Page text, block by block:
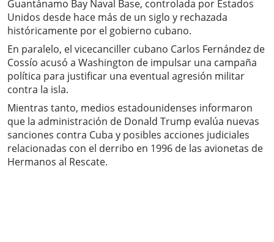
Guantánamo Bay Naval Base, controlada por Estados
Unidos desde hace más de un siglo y rechazada
históricamente por el gobierno cubano.
En paralelo, el vicecanciller cubano Carlos Fernández de
Cossío acusó a Washington de impulsar una campaña
política para justificar una eventual agresión militar
contra la isla.
Mientras tanto, medios estadounidenses informaron
que la administración de Donald Trump evalúa nuevas
sanciones contra Cuba y posibles acciones judiciales
relacionadas con el derribo en 1996 de las avionetas de
Hermanos al Rescate.